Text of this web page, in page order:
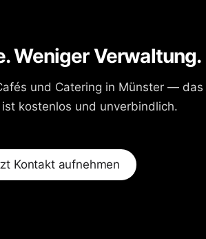
Weniger Verwaltung.
und Catering in Münster — das
kostenlos und unverbindlich.
Kontakt aufnehmen